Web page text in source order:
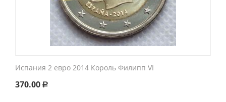
Испания 2 евро 2014 Король Филипп VI
370.00 Р